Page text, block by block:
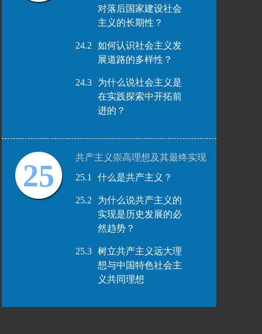
对落后国家建设社会
主义的长期性？
24.2
如何认识社会主义发
展道路的多样性？
24.3
为什么说社会主义是
在实践探索中开拓前
进的？
25
共产主义崇高理想及其最终实现
25.1
什么是共产主义？
25.2
为什么说共产主义的
实现是历史发展的必
然趋势？
25.3
树立共产主义远大理
想与中国特色社会主
义共同理想